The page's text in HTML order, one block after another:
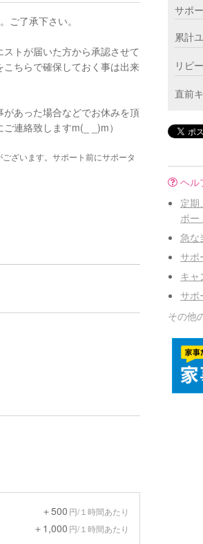
ご了承下さい。
トが届いた方から承認させて
ちらで確保しておく事は出来
があった場合などでお休みを頂
連絡致しますm(_ _)m）
ざいます。サポート前にサポータ
＋500 円/１時間あたり
＋1,000 円/１時間あたり
サポ
累計
リピ
直前
ヘル
定期
ポー
急な
サポ
キャ
サポ
その他